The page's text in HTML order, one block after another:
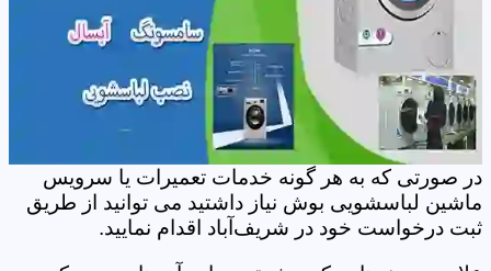
در صورتی که به هر گونه خدمات تعمیرات یا سرویس
ماشین لباسشویی بوش نیاز داشتید می توانید از طریق
ثبت درخواست خود در شریف‌آباد اقدام نمایید.